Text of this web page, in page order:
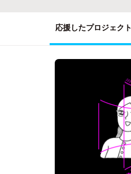
応援したプロジェクト